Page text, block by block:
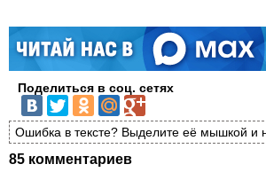
Поделиться в соц. сетях
Ошибка в тексте? Выделите её мышкой и
85 комментариев